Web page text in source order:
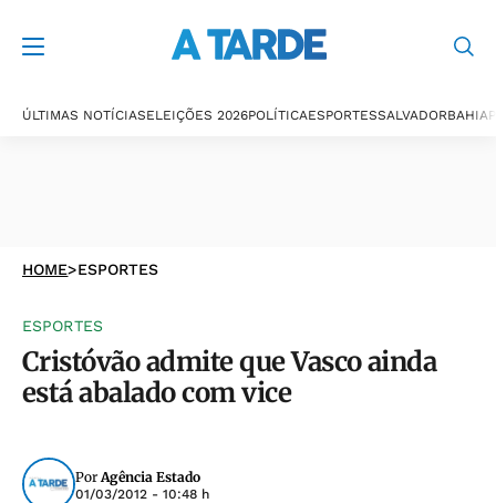
ÚLTIMAS NOTÍCIASELEIÇÕES 2026POLÍTICAESPORTESSALVADORBAHIA
HOME>ESPORTES
ESPORTES
Cristóvão admite que Vasco ainda
está abalado com vice
PorAgência Estado
01/03/2012 - 10:48 h